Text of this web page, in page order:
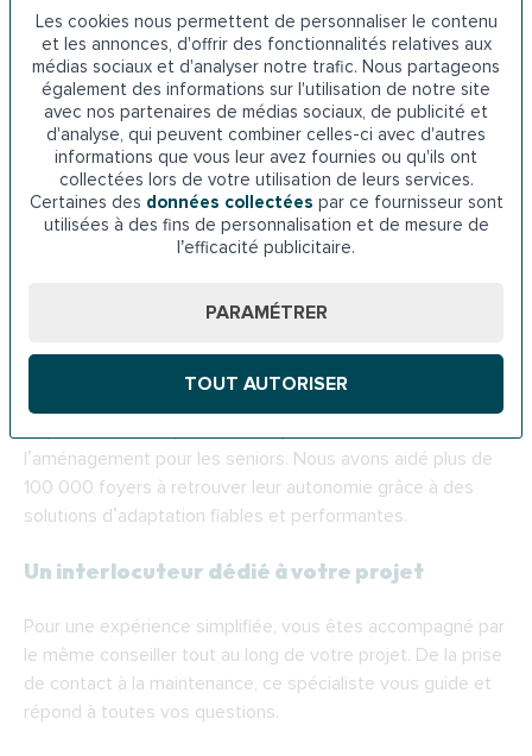
Les cookies nous permettent de personnaliser le contenu
et les annonces, d'offrir des fonctionnalités relatives aux
médias sociaux et d'analyser notre trafic. Nous partageons
également des informations sur l'utilisation de notre site
avec nos partenaires de médias sociaux, de publicité et
d'analyse, qui peuvent combiner celles-ci avec d'autres
informations que vous leur avez fournies ou qu'ils ont
collectées lors de votre utilisation de leurs services.
Certaines des données collectées par ce fournisseur sont
utilisées à des fins de personnalisation et de mesure de
l’efficacité publicitaire.
PARAMÉTRER
TOUT AUTORISER
Que vous habitiez àDijon,Chenôve,Talant,Quetigny,
ouLongvic, notre réseau d’experts locaux assure un
service de proximité avec des interventions rapides et
efficaces.
Installation rapide, respect des délais
Nous planifions l’installation selon vos disponibilités pour
minimiser les perturbations dans votre quotidien. Notre
Une expertise reconnue depuis plus de 20
l’aménagement pour les seniors. Nous avons aidé plus de
100 000 foyers à retrouver leur autonomie grâce à des
solutions d’adaptation fiables et performantes.
Un interlocuteur dédié à votre projet
Pour une expérience simplifiée, vous êtes accompagné par
le même conseiller tout au long de votre projet. De la prise
de contact à la maintenance, ce spécialiste vous guide et
répond à toutes vos questions.